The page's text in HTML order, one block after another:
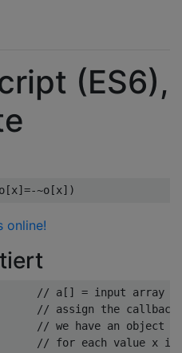
(ES6),
o [x]=-~o [x])
online!
// a[] = input array
// assign the
// we have an object
// for each value x